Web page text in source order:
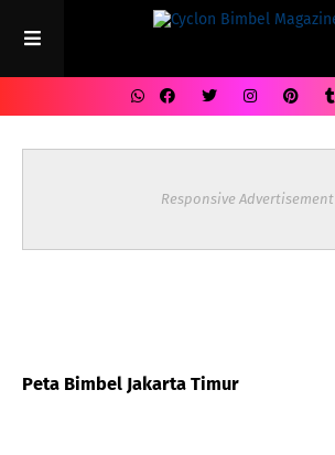
Responsive Advertisement
Peta Bimbel Jakarta Timur